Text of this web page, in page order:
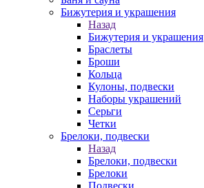
Бижутерия и украшения
Назад
Бижутерия и украшения
Браслеты
Броши
Кольца
Кулоны, подвески
Наборы украшений
Серьги
Четки
Брелоки, подвески
Назад
Брелоки, подвески
Брелоки
Подвески